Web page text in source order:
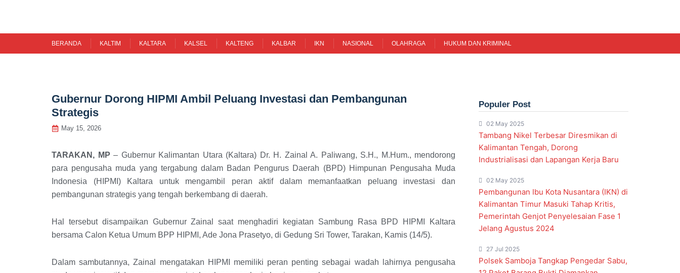
content
BERANDA KALTIM KALTARA KALSEL KALTENG KALBAR IKN NASIONAL OLAHRAGA HUKUM DAN KRIMINAL
Gubernur Dorong HIPMI Ambil Peluang Investasi dan Pembangunan
Strategis
May 15, 2026
TARAKAN, MP – Gubernur Kalimantan Utara (Kaltara) Dr. H. Zainal A. Paliwang, S.H., M.Hum., mendorong
para pengusaha muda yang tergabung dalam Badan Pengurus Daerah (BPD) Himpunan Pengusaha Muda
Indonesia (HIPMI) Kaltara untuk mengambil peran aktif dalam memanfaatkan peluang investasi dan
pembangunan strategis yang tengah berkembang di daerah.
Hal tersebut disampaikan Gubernur Zainal saat menghadiri kegiatan Sambung Rasa BPD HIPMI Kaltara
bersama Calon Ketua Umum BPP HIPMI, Ade Jona Prasetyo, di Gedung Sri Tower, Tarakan, Kamis (14/5).
Dalam sambutannya, Zainal mengatakan HIPMI memiliki peran penting sebagai wadah lahirnya pengusaha
Populer Post
02 May 2025
Tambang Nikel Terbesar Diresmikan di
Kalimantan Tengah, Dorong
Industrialisasi dan Lapangan Kerja Baru
02 May 2025
Pembangunan Ibu Kota Nusantara (IKN) di
Kalimantan Timur Masuki Tahap Kritis,
Pemerintah Genjot Penyelesaian Fase 1
Jelang Agustus 2024
27 Jul 2025
Polsek Samboja Tangkap Pengedar Sabu,